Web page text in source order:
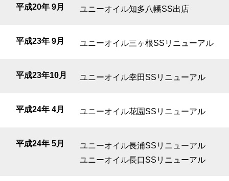
平成20年 9月 ユニーオイル知多八幡SS出店
平成23年 9月 ユニーオイル三ヶ根SSリニューアル
平成23年10月 ユニーオイル幸田SSリニューアル
平成24年 4月 ユニーオイル花園SSリニューアル
平成24年 5月
ユニーオイル長浦SSリニューアル
ユニーオイル長口SSリニューアル